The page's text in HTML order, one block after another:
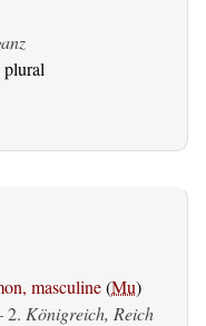
plural
masculine(Mu)
Königreich, Reich